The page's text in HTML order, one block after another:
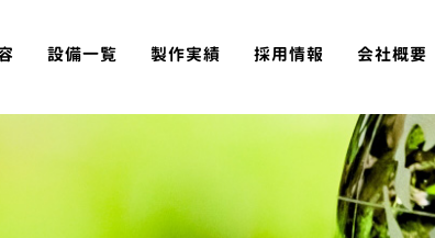
設備一覧 製作実績 採用情報 会社概要